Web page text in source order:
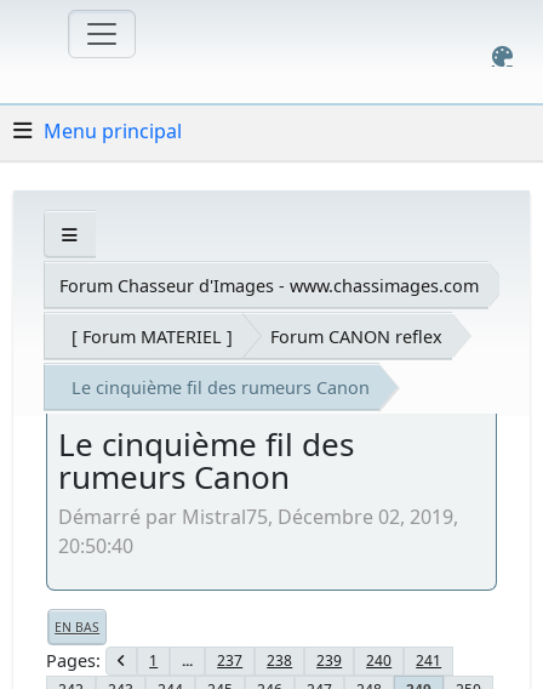
Menu principal
Forum Chasseur d'Images - www.chassimages.com
[ Forum MATERIEL ] Forum CANON reflex
Le cinquième fil des rumeurs Canon
Le cinquième fil des
rumeurs Canon
Démarré par Mistral75, Décembre 02, 2019,
20:50:40
EN BAS
Pages 1 ... 237 238 239 240
241